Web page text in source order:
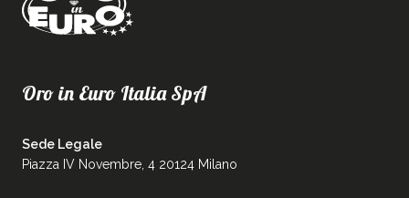
Oro in Euro Italia SpA
Sede Legale
Piazza IV Novembre, 4 20124 Milano